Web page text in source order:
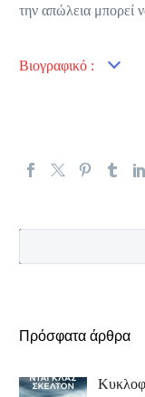
την απώλεια μπορεί
Βιογραφικό :
Πρόσφατα άρθρα